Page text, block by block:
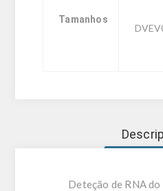
Tamanhos
Deteção de RNA